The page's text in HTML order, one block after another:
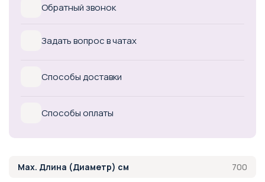
Обратный звонок
Задать вопрос в чатах
Способы доставки
Способы оплаты
Max. Длина (Диаметр) см
700